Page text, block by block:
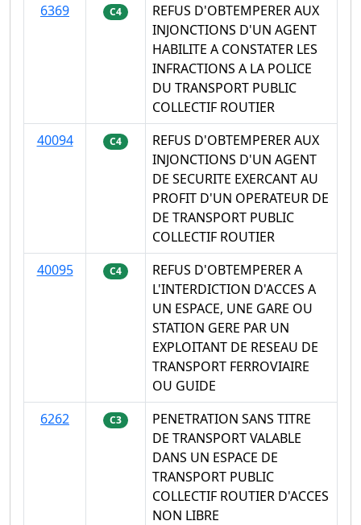
6369
C4
REFUS D'OBTEMPERER AUX
INJONCTIONS D'UN AGENT
HABILITE A CONSTATER LES
INFRACTIONS A LA POLICE
DU TRANSPORT PUBLIC
COLLECTIF ROUTIER
40094
C4
REFUS D'OBTEMPERER AUX
INJONCTIONS D'UN AGENT
DE SECURITE EXERCANT AU
PROFIT D'UN OPERATEUR DE
DE TRANSPORT PUBLIC
COLLECTIF ROUTIER
40095
C4
REFUS D'OBTEMPERER A
L'INTERDICTION D'ACCES A
UN ESPACE, UNE GARE OU
STATION GERE PAR UN
EXPLOITANT DE RESEAU DE
TRANSPORT FERROVIAIRE
OU GUIDE
6262
C3
PENETRATION SANS TITRE
DE TRANSPORT VALABLE
DANS UN ESPACE DE
TRANSPORT PUBLIC
COLLECTIF ROUTIER D'ACCES
NON LIBRE